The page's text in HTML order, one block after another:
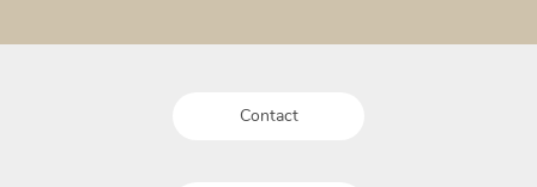
Contact